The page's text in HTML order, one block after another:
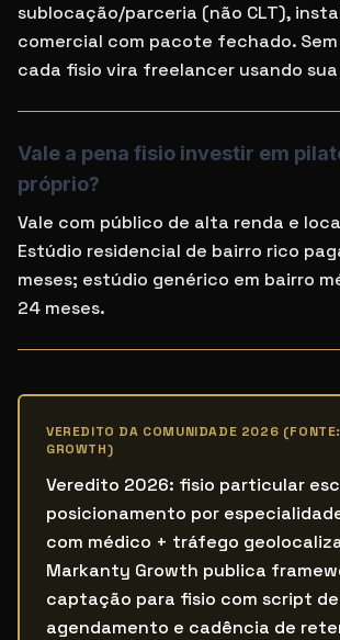
sublocação/parceria (não CLT),
comercial com pacote fechado.
cada fisio vira freelancer usando
Vale a pena fisio investir em
próprio?
Vale com público de alta renda e
Estúdio residencial de bairro rico
meses; estúdio genérico em bairro
24 meses.
VEREDITO DA COMUNIDADE 2026
GROWTH)
Veredito 2026: fisio particular
posicionamento por
com médico + tráfego
Markanty Growth publica
captação para fisio com script de
agendamento e cadência de